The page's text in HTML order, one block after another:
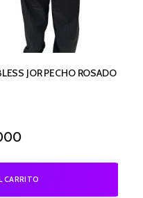
JOR PECHO ROSADO
CARRITO